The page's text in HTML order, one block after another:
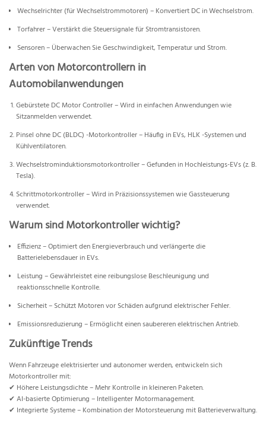
Wechselrichter (für Wechselstrommotoren) – Konvertiert DC in Wechselstrom.
Torfahrer – Verstärkt die Steuersignale für Stromtransistoren.
Sensoren – Überwachen Sie Geschwindigkeit, Temperatur und Strom.
Arten von Motorcontrollern in
Automobilanwendungen
Gebürstete DC Motor Controller – Wird in einfachen Anwendungen wie
Sitzanmelden verwendet.
Pinsel ohne DC (BLDC) -Motorkontroller – Häufig in EVs, HLK -Systemen und
Kühlventilatoren.
Wechselstrominduktionsmotorkontroller – Gefunden in Hochleistungs-EVs (z. B.
Tesla).
Schrittmotorkontroller – Wird in Präzisionssystemen wie Gassteuerung
verwendet.
Warum sind Motorkontroller wichtig?
Effizienz – Optimiert den Energieverbrauch und verlängerte die
Batterielebensdauer in EVs.
Leistung – Gewährleistet eine reibungslose Beschleunigung und
reaktionsschnelle Kontrolle.
Sicherheit – Schützt Motoren vor Schäden aufgrund elektrischer Fehler.
Emissionsreduzierung – Ermöglicht einen saubereren elektrischen Antrieb.
Zukünftige Trends
Wenn Fahrzeuge elektrisierter und autonomer werden, entwickeln sich
Motorkontroller mit:
✔ Höhere Leistungsdichte – Mehr Kontrolle in kleineren Paketen.
✔ AI-basierte Optimierung – Intelligenter Motormanagement.
✔ Integrierte Systeme – Kombination der Motorsteuerung mit Batterieverwaltung.